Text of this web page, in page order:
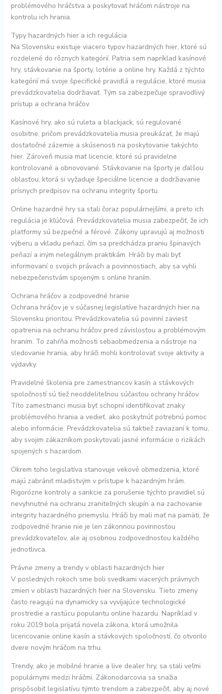
problémového hráčstva a poskytovať hráčom nástroje na
kontrolu ich hrania.
Typy hazardných hier a ich regulácia
Na Slovensku existuje viacero typov hazardných hier, ktoré sú
rozdelené do rôznych kategórií. Patria sem napríklad kasínové
hry, stávkovanie na športy, lotérie a online hry. Každá z týchto
kategórií má svoje špecifické pravidlá a regulácie, ktoré musia
prevádzkovatelia dodržiavať. Tým sa zabezpečuje spravodlivý
prístup a ochrana hráčov.
Kasínové hry, ako sú ruleta a blackjack, sú regulované
osobitne, pričom prevádzkovatelia musia preukázať, že majú
dostatočné zázemie a skúsenosti na poskytovanie takýchto
hier. Zároveň musia mať licencie, ktoré sú pravidelne
kontrolované a obnovované. Stávkovanie na športy je ďalšou
oblasťou, ktorá si vyžaduje špeciálne licencie a dodržiavanie
prísnych predpisov na ochranu integrity športu.
Online hazardné hry sa stali čoraz populárnejšími, a preto ich
regulácia je kľúčová. Prevádzkovatelia musia zabezpečiť, že ich
platformy sú bezpečné a férové. Zákony upravujú aj možnosti
výberu a vkladu peňazí, čím sa predchádza praniu špinavých
peňazí a iným nelegálnym praktikám. Hráči by mali byť
informovaní o svojich právach a povinnostiach, aby sa vyhli
nebezpečenstvám spojeným s online hraním.
Ochrana hráčov a zodpovedné hranie
Ochrana hráčov je v súčasnej legislatíve hazardných hier na
Slovensku prioritou. Prevádzkovatelia sú povinní zaviesť
opatrenia na ochranu hráčov pred závislosťou a problémovým
hraním. To zahŕňa možnosti sebaobmedzenia a nástroje na
sledovanie hrania, aby hráči mohli kontrolovať svoje aktivity a
výdavky.
Pravidelné školenia pre zamestnancov kasín a stávkových
spoločností sú tiež neoddeliteľnou súčasťou ochrany hráčov.
Títo zamestnanci musia byť schopní identifikovať znaky
problémového hrania a vedieť, ako poskytnúť potrebnú pomoc
alebo informácie. Prevádzkovatelia sú taktiež zaviazaní k tomu,
aby svojim zákazníkom poskytovali jasné informácie o rizikách
spojených s hazardom.
Okrem toho legislatíva stanovuje vekové obmedzenia, ktoré
majú zabrániť mladistvým v prístupe k hazardným hrám.
Rigorózne kontroly a sankcie za porušenie týchto pravidiel sú
nevyhnutné na ochranu zraniteľných skupín a na zachovanie
integrity hazardného priemyslu. Hráči by mali mať na pamäti, že
zodpovedné hranie nie je len zákonnou povinnosťou
prevádzkovateľov, ale aj osobnou zodpovednosťou každého
jednotlivca.
Právne zmeny a trendy v oblasti hazardných hier
V posledných rokoch sme boli svedkami viacerých právnych
zmien v oblasti hazardných hier na Slovensku. Tieto zmeny
často reagujú na dynamicky sa vyvíjajúce technologické
prostredie a rastúcu popularitu online hazardu. Napríklad v
roku 2019 bola prijatá novela zákona, ktorá umožnila
licencovanie online kasín a stávkových spoločností, čo otvorilo
dvere novým hráčom na trhu.
Trendy, ako je mobilné hranie a live dealer hry, sa stali veľmi
populárnymi medzi hráčmi. Zákonodarcovia sa snažia
prispôsobiť legislatívu týmto trendom a zabezpečiť, aby aj nové